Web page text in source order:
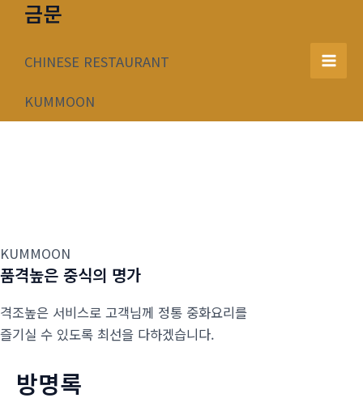
너
금문
CHINESE RESTAURANT
KUMMOON
Main
KUMMOON
품격높은 중식의 명가
격조높은 서비스로 고객님께 정통 중화요리를
즐기실 수 있도록 최선을 다하겠습니다.
방명록